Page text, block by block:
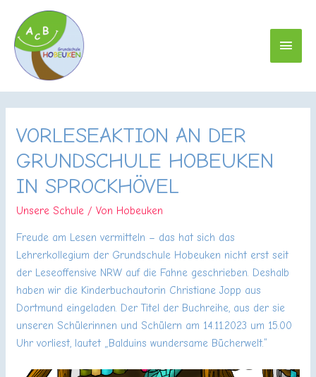
VORLESEAKTION AN DER
GRUNDSCHULE HOBEUKEN
IN SPROCKHÖVEL
Unsere Schule / Von Hobeuken
Freude am Lesen vermitteln – das hat sich das
Lehrerkollegium der Grundschule Hobeuken nicht erst seit
der Leseoffensive NRW auf die Fahne geschrieben. Deshalb
haben wir die Kinderbuchautorin Christiane Jopp aus
Dortmund eingeladen. Der Titel der Buchreihe, aus der sie
unseren Schülerinnen und Schülern am 14.11.2023 um 15.00
Uhr vorliest, lautet „Balduins wundersame Bücherwelt.“